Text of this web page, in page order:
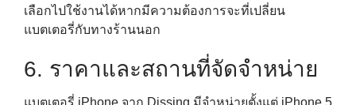
เลือกไปใช้งานได้หากมีความต้องการจะที่เปลี่ยน
แบตเตอรี่กับทางร้านนอก
6. ราคาและสถานที่จัดจำหน่าย
แบตเตอรี่ iPhone จาก Dissing มีจำหน่ายตั้งแต่ iPhone 5